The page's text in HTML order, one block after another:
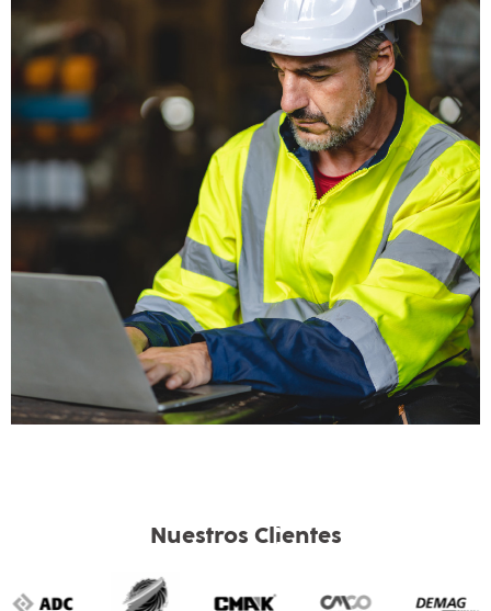
Nuestros Clientes